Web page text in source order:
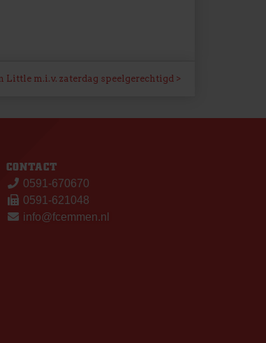
Little m.i.v. zaterdag speelgerechtigd
CONTACT
0591-670670
0591-621048
info@fcemmen.nl